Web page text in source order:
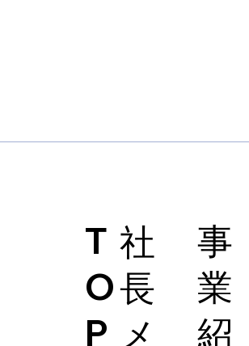
T
O
P
社
長
メ
事
業
紹